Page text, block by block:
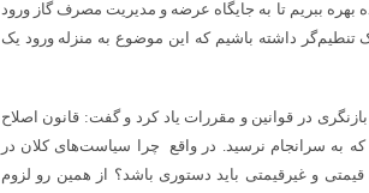
بهره ببریم تا به جایگاه عرضه و مدیریت مصرف گاز ورود
تنطیم‌گر داشته باشیم که این موضوع به منزله ورود یک
در قوانین و مقررات یاد کرد و گفت: قانون اصلاح
به سرانجام نرسید. در واقع چرا سیاست‌های کلان در
و غیرقیمتی باید دستوری باشد؟ از همین رو لزوم